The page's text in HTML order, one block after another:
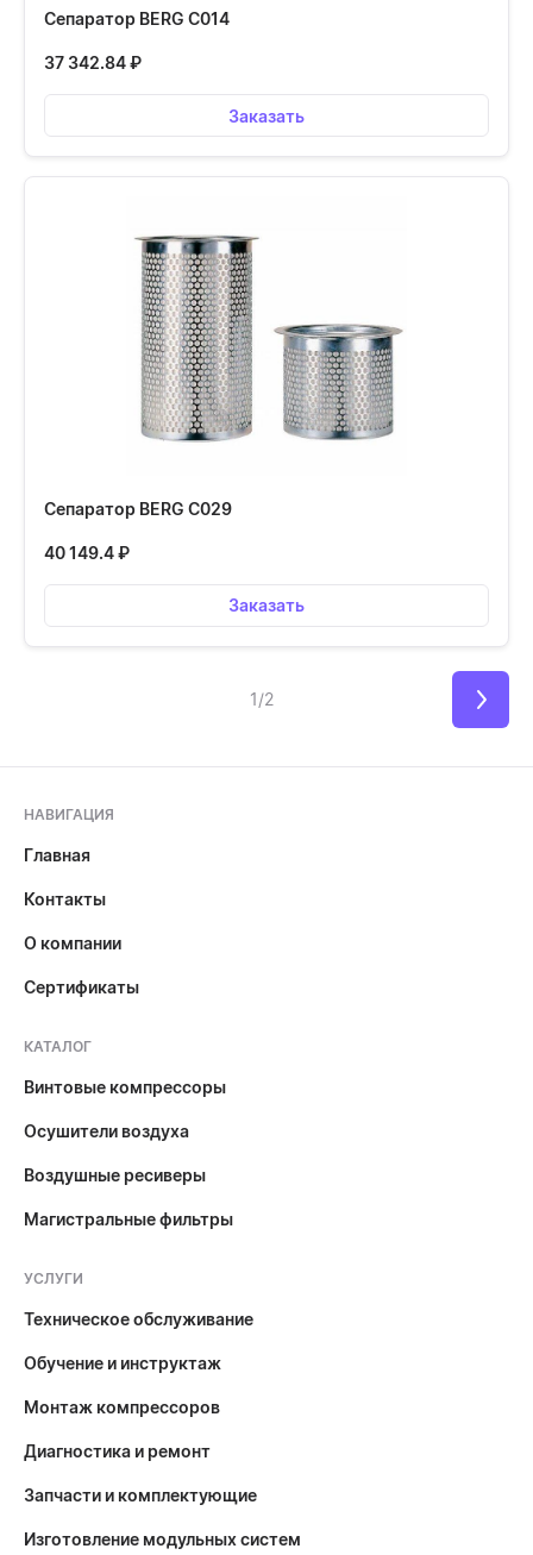
Сепаратор BERG С014
37 342.84₽
Заказать
Сепаратор BERG С029
40 149.4₽
Заказать
1/2
НАВИГАЦИЯ
Главная
Контакты
О компании
Сертификаты
КАТАЛОГ
Винтовые компрессоры
Осушители воздуха
Воздушные ресиверы
Магистральные фильтры
УСЛУГИ
Техническое обслуживание
Обучение и инструктаж
Монтаж компрессоров
Диагностика и ремонт
Запчасти и комплектующие
Изготовление модульных систем